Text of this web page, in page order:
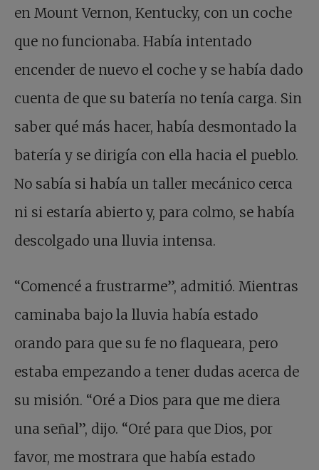
en Mount Vernon, Kentucky, con un coche
que no funcionaba. Había intentado
encender de nuevo el coche y se había dado
cuenta de que su batería no tenía carga. Sin
saber qué más hacer, había desmontado la
batería y se dirigía con ella hacia el pueblo.
No sabía si había un taller mecánico cerca
ni si estaría abierto y, para colmo, se había
descolgado una lluvia intensa.
“Comencé a frustrarme”, admitió. Mientras
caminaba bajo la lluvia había estado
orando para que su fe no flaqueara, pero
estaba empezando a tener dudas acerca de
su misión. “Oré a Dios para que me diera
una señal”, dijo. “Oré para que Dios, por
favor, me mostrara que había estado